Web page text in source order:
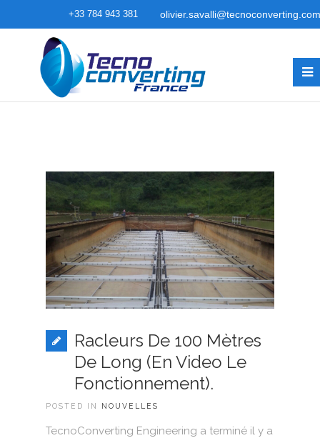
+33 784 943 381 olivier.savalli@tecnoconverting.com
Racleurs De 100 Mètres
De Long (en Video Le
Fonctionnement).
POSTED IN NOUVELLES
TecnoConverting Engineering a terminé il y a